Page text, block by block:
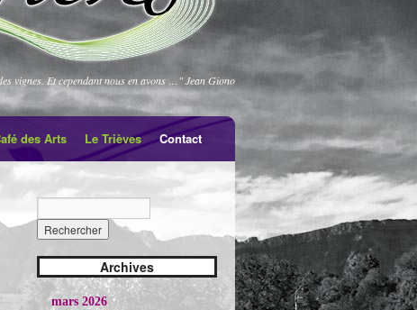
vignes. Et cependant nous en avons …" Jean Giono
des Arts Le Trièves Contact
Archives
mars 2026